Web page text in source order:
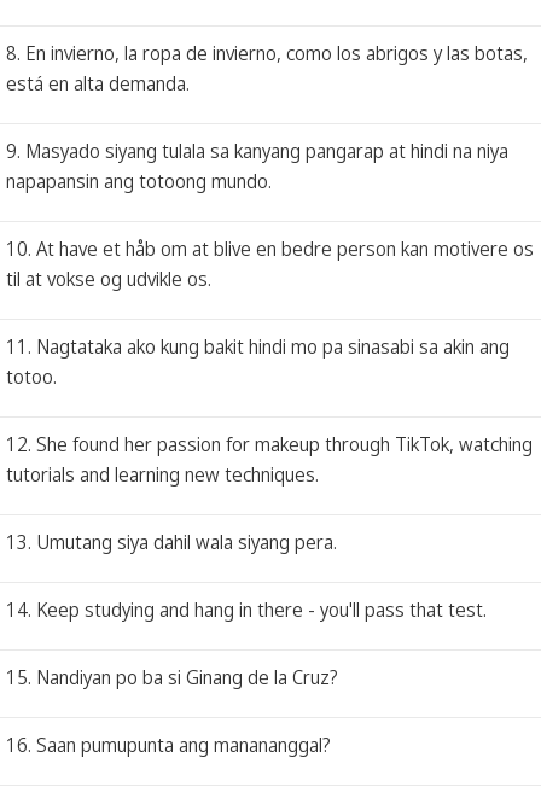
8. En invierno, la ropa de invierno, como los abrigos y las botas,
está en alta demanda.
9. Masyado siyang tulala sa kanyang pangarap at hindi na niya
napapansin ang totoong mundo.
10. At have et håb om at blive en bedre person kan motivere os
til at vokse og udvikle os.
11. Nagtataka ako kung bakit hindi mo pa sinasabi sa akin ang
totoo.
12. She found her passion for makeup through TikTok, watching
tutorials and learning new techniques.
13. Umutang siya dahil wala siyang pera.
14. Keep studying and hang in there - you'll pass that test.
15. Nandiyan po ba si Ginang de la Cruz?
16. Saan pumupunta ang manananggal?